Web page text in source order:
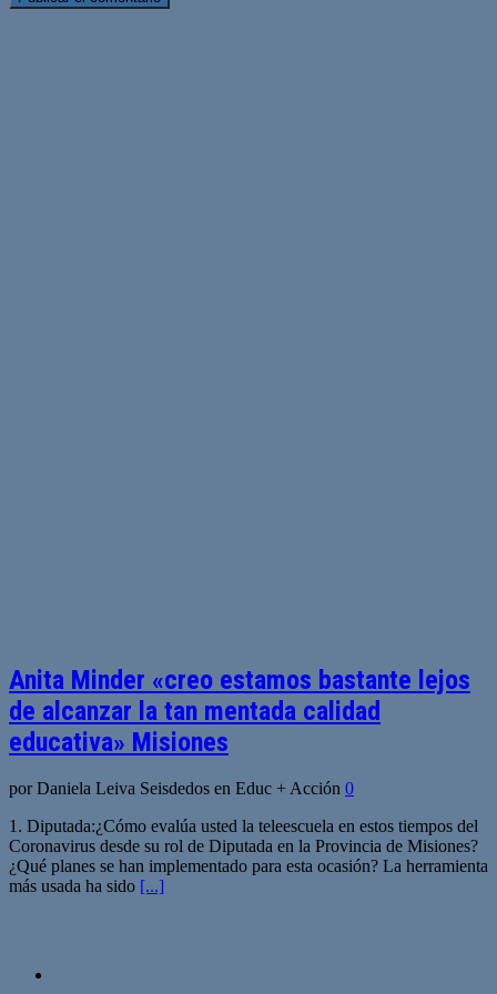
Anita Minder «creo estamos bastante lejos
de alcanzar la tan mentada calidad
educativa» Misiones
por Daniela Leiva Seisdedos en Educ + Acción 0
1. Diputada:¿Cómo evalúa usted la teleescuela en estos tiempos del
Coronavirus desde su rol de Diputada en la Provincia de Misiones?
¿Qué planes se han implementado para esta ocasión? La herramienta
más usada ha sido [...]